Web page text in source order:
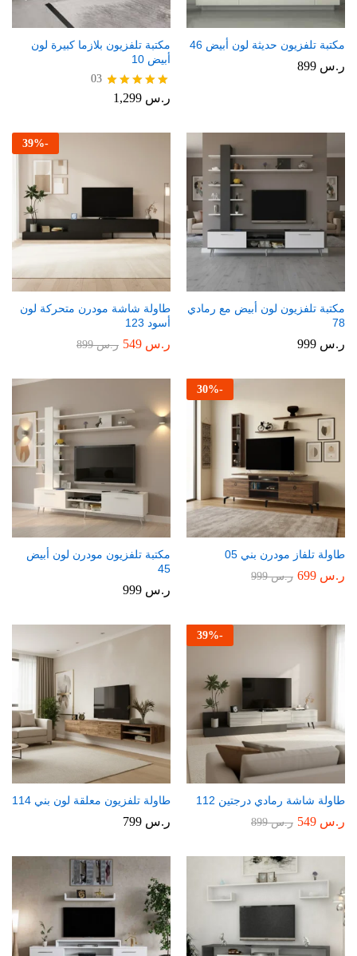
مكتبة تلفزيون حديثة لون أبيض 46
ر.س
مكتبة تلفزيون بلازما كبيرة لون
أبيض 10
تم التقييم
03
ر.س
مكتبة تلفزيون لون أبيض مع رمادي
78
ر.س
-
39%
طاولة شاشة مودرن متحركة لون
أسود 123
ر.س ر.س899
-
30%
طاولة تلفاز مودرن بني 05
ر.س ر.س999
مكتبة تلفزيون مودرن لون أبيض
45
ر.س
-
39%
طاولة شاشة رمادي درجتين 112
ر.س ر.س899
طاولة تلفزيون معلقة لون بني 114
ر.س